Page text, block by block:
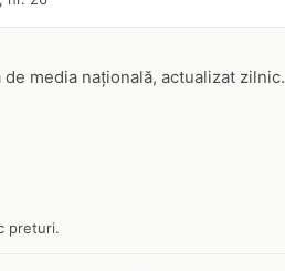
media națională, actualizat zilnic.
preturi.